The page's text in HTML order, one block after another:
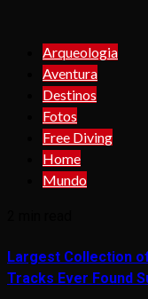
Arqueologia
Aventura
Destinos
Fotos
Free Diving
Home
Mundo
Largest Collection
Tracks Ever Found